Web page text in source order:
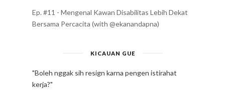
Ep. #11 - Mengenal Kawan Disabilitas Lebih Dekat
Bersama Percacita (with @ekanandapna)
KICAUAN GUE
"Boleh nggak sih resign karna pengen istirahat
kerja?"